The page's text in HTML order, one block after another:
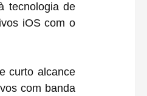
tecnologia de
iOS com o
curto alcance
com banda